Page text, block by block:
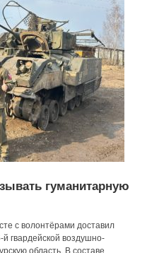
гуманитарную
с волонтёрами доставил
гвардейской воздушно-
область. В составе